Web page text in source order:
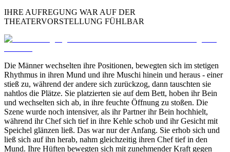
IHRE AUFREGUNG WAR AUF DER
THEATERVORSTELLUNG FÜHLBAR
Die Männer wechselten ihre Positionen, bewegten sich im stetigen
Rhythmus in ihren Mund und ihre Muschi hinein und heraus - einer
stieß zu, während der andere sich zurückzog, dann tauschten sie
nahtlos die Plätze. Sie platzierten sie auf dem Bett, hoben ihr Bein
und wechselten sich ab, in ihre feuchte Öffnung zu stoßen. Die
Szene wurde noch intensiver, als ihr Partner ihr Bein hochhielt,
während ihr Chef sich tief in ihre Kehle schob und ihr Gesicht mit
Speichel glänzen ließ. Das war nur der Anfang. Sie erhob sich und
ließ sich auf ihn herab, nahm gleichzeitig ihren Chef tief in den
Mund. Ihre Hüften bewegten sich mit zunehmender Kraft gegen